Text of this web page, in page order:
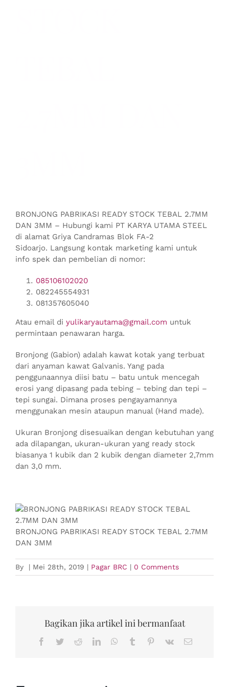
BRONJONG PABRIKASI READY STOCK TEBAL 2.7MM
DAN 3MM – Hubungi kami PT KARYA UTAMA STEEL
di alamat Griya Candramas Blok FA-2
Sidoarjo. Langsung kontak marketing kami untuk
info spek dan pembelian di nomor:
085106102020
082245554931
081357605040
Atau email di yulikaryautama@gmail.com untuk
permintaan penawaran harga.
Bronjong (Gabion) adalah kawat kotak yang terbuat
dari anyaman kawat Galvanis. Yang pada
penggunaannya diisi batu – batu untuk mencegah
erosi yang dipasang pada tebing – tebing dan tepi –
tepi sungai. Dimana proses pengayamannya
menggunakan mesin ataupun manual (Hand made).
Ukuran Bronjong disesuaikan dengan kebutuhan yang
ada dilapangan, ukuran-ukuran yang ready stock
biasanya 1 kubik dan 2 kubik dengan diameter 2,7mm
dan 3,0 mm.
BRONJONG PABRIKASI READY STOCK TEBAL 2.7MM
DAN 3MM
By | Mei 28th, 2019 | Pagar BRC | 0 Comments
Bagikan jika artikel ini bermanfaat
Facebook
TwitterRedditLinkedInWhatsApp
Tumblr Pinterest
Vk Email